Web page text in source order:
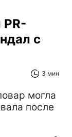
с
3 мин
могла
после